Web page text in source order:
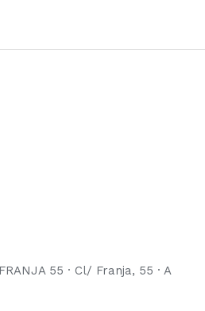
55 · Cl/ Franja, 55 · A